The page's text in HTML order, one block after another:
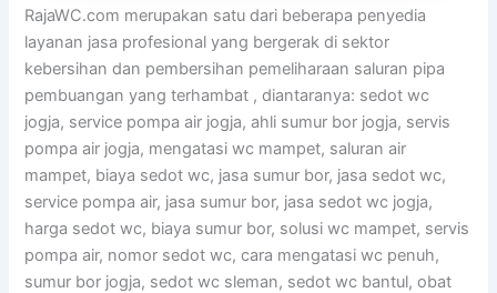
RajaWC.com merupakan satu dari beberapa penyedia
layanan jasa profesional yang bergerak di sektor
kebersihan dan pembersihan pemeliharaan saluran pipa
pembuangan yang terhambat , diantaranya: sedot wc
jogja, service pompa air jogja, ahli sumur bor jogja, servis
pompa air jogja, mengatasi wc mampet, saluran air
mampet, biaya sedot wc, jasa sumur bor, jasa sedot wc,
service pompa air, jasa sumur bor, jasa sedot wc jogja,
harga sedot wc, biaya sumur bor, solusi wc mampet, servis
pompa air, nomor sedot wc, cara mengatasi wc penuh,
sumur bor jogja, sedot wc sleman, sedot wc bantul, obat